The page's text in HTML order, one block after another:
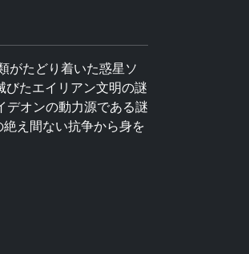
がたどり着いた惑星ソ
たエイリアン文明の謎
デオンの動力源である謎
え間ない抗争から身を